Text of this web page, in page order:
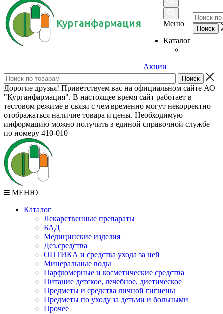
Курганфармация
Меню
Каталог
Акции
Дорогие друзья! Приветствуем вас на официальном сайте АО
"Курганфармация". В настоящее время сайт работает в
тестовом режиме в связи с чем временно могут некорректно
отображаться наличие товара и цены. Необходимую
информацию можно получить в единой справочной службе
по номеру 410-010
МЕНЮ
Каталог
Лекарственные препараты
БАД
Медицинские изделия
Дез.средства
ОПТИКА и средства ухода за ней
Минеральные воды
Парфюмерные и косметические средства
Питание детское, лечебное, диетическое
Предметы и средства личной гигиены
Предметы по уходу за детьми и больными
Прочее